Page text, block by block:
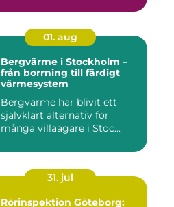
01. aug
Bergvärme i Stockholm –
från borrning till färdigt
värmesystem
Bergvärme har blivit ett
självklart alternativ för
många villaägare i Stoc...
31. jul
Rörinspektion Göteborg: